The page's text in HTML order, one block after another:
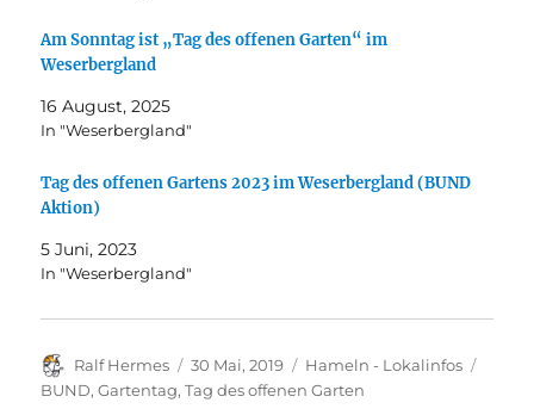
Am Sonntag ist „Tag des offenen Garten“ im
Weserbergland
16 August, 2025
In "Weserbergland"
Tag des offenen Gartens 2023 im Weserbergland (BUND
Aktion)
5 Juni, 2023
In "Weserbergland"
Autor
Ralf Hermes
Veröffentlicht
am
30 Mai, 2019 Kategorien
Hameln - Lokalinfos
BUND,Gartentag,Tag des offenen Garten